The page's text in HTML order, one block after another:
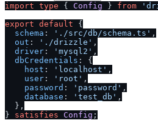
import type { Config } from
export default {
schema : '. /src /db /schema.ts' ,
out : '. /drizzle' ,
driver : 'mysql2' ,
dbCredentials : {
host : 'localhost' ,
user : 'root' ,
password : 'password' ,
database : 'test_db' ,
  },
} satisfies Config